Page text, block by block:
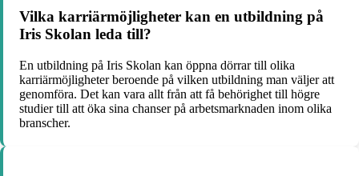
Vilka karriärmöjligheter kan en utbildning på
Iris Skolan leda till?
En utbildning på Iris Skolan kan öppna dörrar till olika
karriärmöjligheter beroende på vilken utbildning man väljer att
genomföra. Det kan vara allt från att få behörighet till högre
studier till att öka sina chanser på arbetsmarknaden inom olika
branscher.